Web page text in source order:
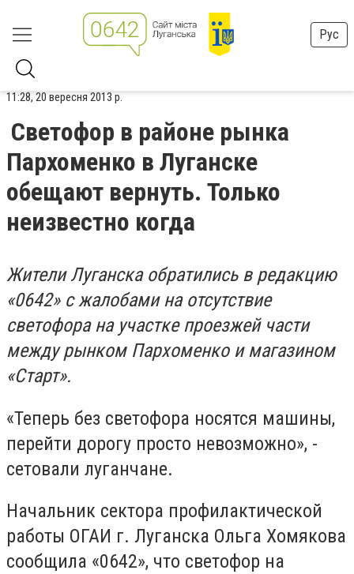
Рус
11:28, 20 вересня 2013 р.
Светофор в районе рынка
Пархоменко в Луганске
обещают вернуть. Только
неизвестно когда
Жители Луганска обратились в редакцию
«0642» с жалобами на отсутствие
светофора на участке проезжей части
между рынком Пархоменко и магазином
«Старт».
«Теперь без светофора носятся машины,
перейти дорогу просто невозможно», -
сетовали луганчане.
Начальник сектора профилактической
работы ОГАИ г. Луганска Ольга Хомякова
сообщила «0642», что светофор на